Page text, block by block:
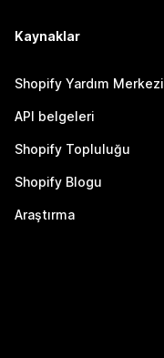
Kaynaklar
Shopify Yardım Merkezi
API belgeleri
Shopify Topluluğu
Shopify Blogu
Araştırma